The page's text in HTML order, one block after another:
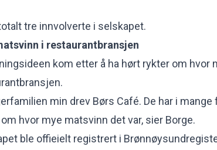
tre innvolverte i selskapet.
i restaurantbransjen
kom etter å ha hørt rykter om hvor
min drev Børs Café. De har i
hvor mye matsvinn det var, sier Borge.
ble offieielt registrert i